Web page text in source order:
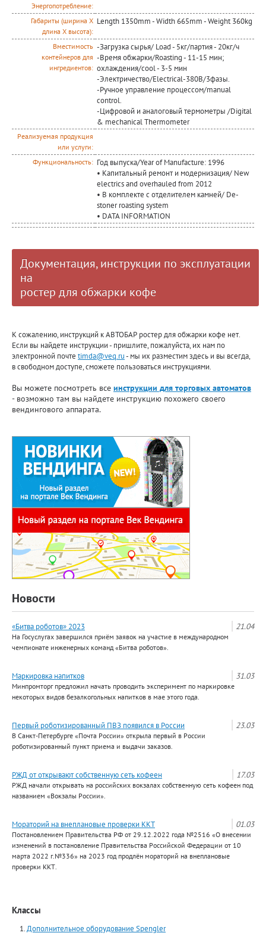
Энергопотребление:
Габариты (ширина Х
длина Х высота):
Length 1350mm - Width 665mm - Weight 360kg
Вместимость
контейнеров для
ингредиентов:
-Загрузка сырья/ Load - 5кг/партия - 20кг/ч
-Время обжарки/Roasting - 11-15 мин;
охлаждения/cool - 3-5 мин
-Электричество/Electrical-380В/3фазы.
-Ручное управление процессом/manual
control.
-Цифровой и аналоговый термометры /Digital
& mechanical Thermometer
Реализуемая продукция
или услуги:
Функциональность: Год выпуска/Year of Manufacture: 1996
• Капитальный ремонт и модернизация/ New
electrics and overhauled from 2012
• В комплекте с отделителем камней/ De-
stoner roasting system
• DATA INFORMATION
Документация, инструкции по эксплуатации
на
ростер для обжарки кофе
К сожалению, инструкций к АВТОБАР ростер для обжарки кофе нет.
Если вы найдете инструкции - пришлите, пожалуйста, их нам по
электронной почте timda@veq.ru- мы их разместим здесь и вы всегда,
в свободном доступе, сможете пользоваться инструкциями.
Вы можете посмотреть все инструкции для торговых автоматов
- возможно там вы найдете инструкцию похожего своего
вендингового аппарата.
Новости
21.04
«Битва роботов» 2023
На Госуслугах завершился приём заявок на участие в международном
чемпионате инженерных команд «Битва роботов».
31.03
Маркировка напитков
Минпромторг предложил начать проводить эксперимент по маркировке
некоторых видов безалкогольных напитков в мае этого года.
23.03
Первый роботизированный ПВЗ появился в России
В Санкт-Петербурге «Почта России» открыла первый в России
роботизированный пункт приема и выдачи заказов.
17.03
РЖД от открывают собственную сеть кофеен
РЖД начали открывать на российских вокзалах собственную сеть кофеен под
названием «Вокзалы России».
01.03
Мораторий на внеплановые проверки ККТ
Постановлением Правительства РФ от 29.12.2022 года №2516 «О внесении
изменений в постановление Правительства Российской Федерации от 10
марта 2022 г.№336» на 2023 год продлён мораторий на внеплановые
проверки ККТ.
Классы
Дополнительное оборудование Spengler